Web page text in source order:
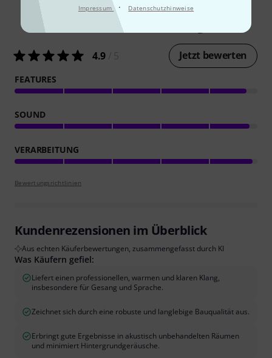
Impressum · Datenschutzhinweise
Kundenbewertungen
4.9 Jetzt bewerten
FEATURES
SOUND
VERARBEITUNG
Bewertungsrichtlinien
Kundenrezensionen im Überblick
Aus echten Käuferbewertungen, zusammengefasst durch KI
Was Käufern gefiel:
Liefert einen professionellen, warmen und klaren Klang,
insbesondere für Gesang und Sprache.
Zeichnet sich durch eine robuste und langlebige Bauqualität aus.
Erbringt gute Ergebnisse in akustisch unbehandelten Räumen
und minimiert Hintergrundgeräusche.